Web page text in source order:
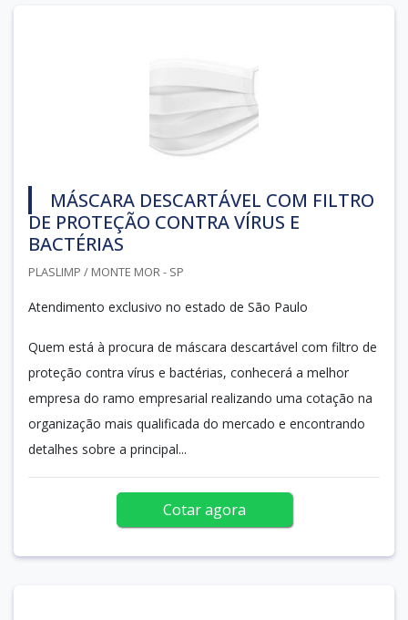
MÁSCARA DESCARTÁVEL COM FILTRO
DE PROTEÇÃO CONTRA VÍRUS E
BACTÉRIAS
PLASLIMP / MONTE MOR - SP
Atendimento exclusivo no estado de São Paulo
Quem está à procura de máscara descartável com filtro de
proteção contra vírus e bactérias, conhecerá a melhor
empresa do ramo empresarial realizando uma cotação na
organização mais qualificada do mercado e encontrando
detalhes sobre a principal...
Cotar agora